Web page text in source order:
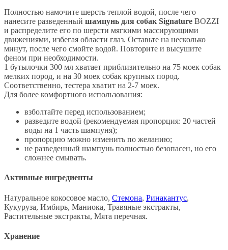
Полностью намочите шерсть теплой водой, после чего
нанесите разведенный шампунь для собак Signature BOZZI
и распределите его по шерсти мягкими массирующими
движениями, избегая области глаз. Оставьте на несколько
минут, после чего смойте водой. Повторите и высушите
феном при необходимости.
1 бутылочки 300 мл хватает приблизительно на 75 моек собак
мелких пород, и на 30 моек собак крупных пород.
Соответственно, тестера хватит на 2-7 моек.
Для более комфортного использования:
взболтайте перед использованием;
разведите водой (рекомендуемая пропорция: 20 частей
воды на 1 часть шампуня);
пропорцию можно изменить по желанию;
не разведенный шампунь полностью безопасен, но его
сложнее смывать.
Активные ингредиенты
Натуральное кокосовое масло, Стемона, Ринакантус,
Кукуруза, Имбирь, Маниока, Травяные экстракты,
Растительные экстракты, Мята перечная.
Хранение